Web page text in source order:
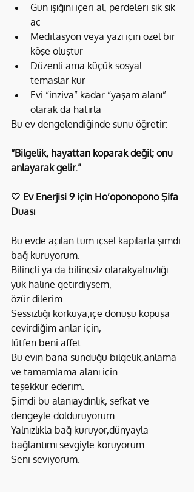
Gün ışığını içeri al, perdeleri sık sık
aç
Meditasyon veya yazı için özel bir
köşe oluştur
Düzenli ama küçük sosyal
temaslar kur
Evi “inziva” kadar “yaşam alanı”
olarak da hatırla
Bu ev dengelendiğinde şunu öğretir:
“Bilgelik, hayattan koparak değil; onu
anlayarak gelir.”
🤍 Ev Enerjisi 9 için Ho’oponopono Şifa
Duası
Bu evde açılan tüm içsel kapılarla şimdi
bağ kuruyorum.
Bilinçli ya da bilinçsiz olarakyalnızlığı
yük haline getirdiysem,
özür dilerim.
Sessizliği korkuya,içe dönüşü kopuşa
çevirdiğim anlar için,
lütfen beni affet.
Bu evin bana sunduğu bilgelik,anlama
ve tamamlama alanı için
teşekkür ederim.
Şimdi bu alanıaydınlık, şefkat ve
dengeyle dolduruyorum.
Yalnızlıkla bağ kuruyor,dünyayla
bağlantımı sevgiyle koruyorum.
Seni seviyorum.